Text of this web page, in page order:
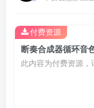
断奏合成器循环
此内容为付费资源，
付费资源